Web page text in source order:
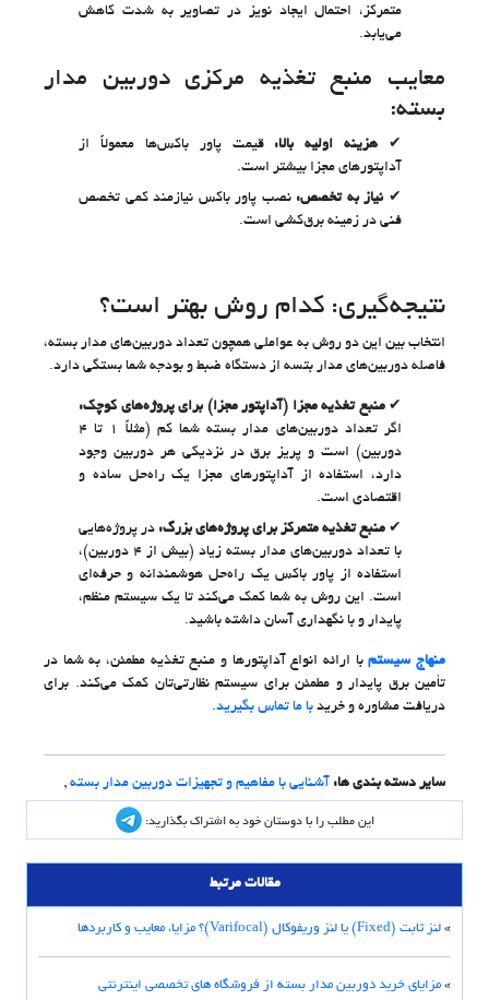
متمرکز، احتمال ایجاد نویز در تصاویر به شدت کاهش
می‌یابد.
معایب منبع تغذیه مرکزی دوربین مدار
بسته:
هزینه اولیه بالا: قیمت پاور باکس‌ها معمولاً از
آداپتورهای مجزا بیشتر است.
نیاز به تخصص: نصب پاور باکس نیازمند کمی تخصص
فنی در زمینه برق‌کشی است.
نتیجه‌گیری: کدام روش بهتر است؟
انتخاب بین این دو روش به عواملی همچون تعداد دوربین‌های مدار بسته،
فاصله دوربین‌های مدار بتسه از دستگاه ضبط و بودجه شما بستگی دارد.
منبع تغذیه مجزا (آداپتور مجزا) برای پروژه‌های کوچک:
اگر تعداد دوربین‌های مدار بسته شما کم (مثلاً ۱ تا ۴
دوربین) است و پریز برق در نزدیکی هر دوربین وجود
دارد، استفاده از آداپتورهای مجزا یک راه‌حل ساده و
اقتصادی است.
منبع تغذیه متمرکز برای پروژه‌های بزرگ: در پروژه‌هایی
با تعداد دوربین‌های مدار بسته زیاد (بیش از ۴ دوربین)،
استفاده از پاور باکس یک راه‌حل هوشمندانه و حرفه‌ای
است. این روش به شما کمک می‌کند تا یک سیستم منظم،
پایدار و با نگهداری آسان داشته باشید.
منهاج سیستمبا ارائه انواع آداپتورها و منبع تغذیه مطمئن، به شما در
تأمین برق پایدار و مطمئن برای سیستم نظارتی‌تان کمک می‌کند. برای
دریافت مشاوره و خرید با ما تماس بگیرید.
سایر دسته بندی ها: آشنایی با مفاهیم و تجهیزات دوربین مدار بسته ,
این مطلب را با دوستان خود به اشتراک بگذارید:
مقالات مرتبط
» لنز ثابت (Fixed) یا لنز وریفوکال (Varifocal)؟ مزایا، معایب و کاربردها
» مزایای خرید دوربین مدار بسته از فروشگاه های تخصصی اینترنتی